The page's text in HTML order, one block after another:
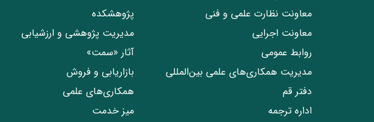
معاونت نظارت علمی و فنی
معاونت اجرایی
روابط عمومی
مدیریت همکاری‌های علمی بین‌المللی
دفتر قم
اداره ترجمه
پژوهشکده
مدیریت پژوهشی و ارزشیابی
آثار «سمت»
بازاریابی و فروش
همکاری‌های علمی
میز خدمت